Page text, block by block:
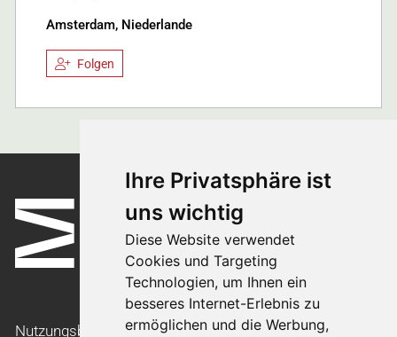
Ihre Privatsphäre ist
uns wichtig
Diese Website verwendet
Cookies und Targeting
Technologien, um Ihnen ein
besseres Internet-Erlebnis zu
ermöglichen und die Werbung,
Amsterdam, Niederlande
Folgen
Nutzungsbedingungen